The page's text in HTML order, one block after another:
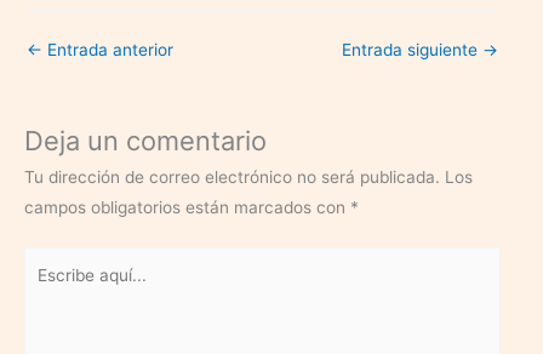
← Entrada anterior Entrada siguiente →
Deja un comentario
Tu dirección de correo electrónico no será publicada. Los
campos obligatorios están marcados con *